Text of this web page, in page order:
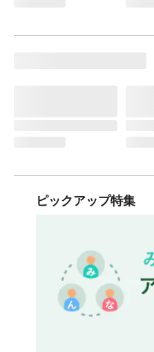
ピックアップ特集